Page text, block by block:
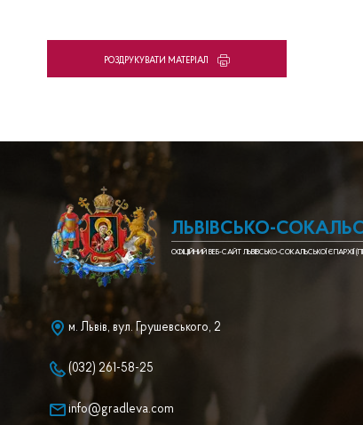
PОЗДРУКУВАТИ МАТЕРІАЛ
ЛЬВІВСЬКО-
ОФІЦІЙНИЙ ВЕБ-САЙТ ЛЬВІВСЬКО-СОКАЛЬСЬКОЇ ЄПАРХІЇ
м. Львів, вул. Грушевського, 2
(032) 261-58-25
info@gradleva.com